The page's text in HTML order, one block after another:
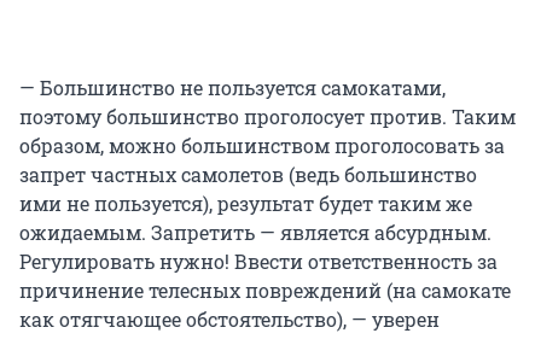
— Большинство не пользуется самокатами,
поэтому большинство проголосует против. Таким
образом, можно большинством проголосовать за
запрет частных самолетов (ведь большинство
ими не пользуется), результат будет таким же
ожидаемым. Запретить — является абсурдным.
Регулировать нужно! Ввести ответственность за
причинение телесных повреждений (на самокате
как отягчающее обстоятельство), — уверен